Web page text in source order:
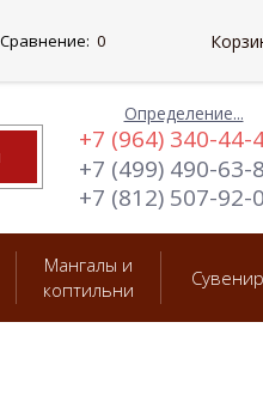
Определение...
+7 (964) 340-44-
+7 (499) 490-63-
+7 (812) 507-92-
Мангалы и
коптильни
Сравнение: 0